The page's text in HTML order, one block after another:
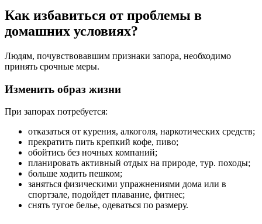
Как избавиться от проблемы в
домашних условиях?
Людям, почувствовавшим признаки запора, необходимо
принять срочные меры.
Изменить образ жизни
При запорах потребуется:
отказаться от курения, алкоголя, наркотических средств;
прекратить пить крепкий кофе, пиво;
обойтись без ночных компаний;
планировать активный отдых на природе, тур. походы;
больше ходить пешком;
заняться физическими упражнениями дома или в
спортзале, подойдет плавание, фитнес;
снять тугое белье, одеваться по размеру.